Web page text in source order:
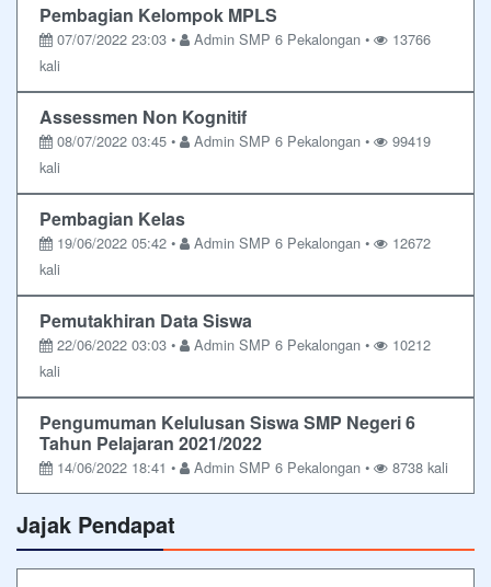
Pembagian Kelompok MPLS
07/07/2022 23:03 • Admin SMP 6 Pekalongan •
13766
kali
Assessmen Non Kognitif
08/07/2022 03:45 • Admin SMP 6 Pekalongan •
99419
kali
Pembagian Kelas
19/06/2022 05:42 • Admin SMP 6 Pekalongan •
12672
kali
Pemutakhiran Data Siswa
22/06/2022 03:03 • Admin SMP 6 Pekalongan •
10212
kali
Pengumuman Kelulusan Siswa SMP Negeri 6
Tahun Pelajaran 2021/2022
14/06/2022 18:41 • Admin SMP 6 Pekalongan • 8738 kali
Jajak Pendapat